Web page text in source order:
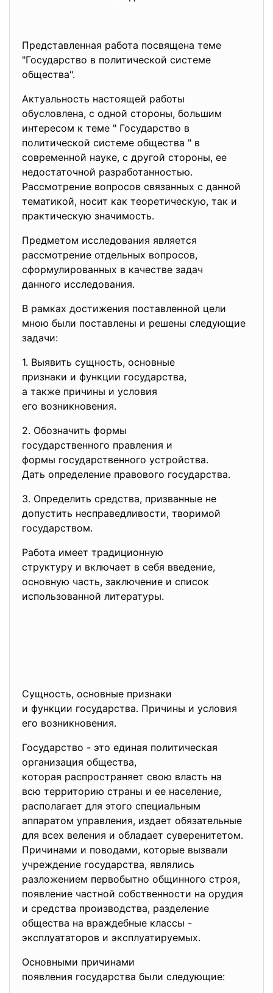
Представленная работа посвящена теме
"Государство в политической системе
общества".
Актуальность настоящей работы
обусловлена, с одной стороны, большим
интересом к теме " Государство в
политической системе общества " в
современной науке, с другой стороны, ее
недостаточной разработанностью.
Рассмотрение вопросов связанных с данной
тематикой, носит как теоретическую, так и
практическую значимость.
Предметом исследования является
рассмотрение отдельных вопросов,
сформулированных в качестве задач
данного исследования.
В рамках достижения поставленной цели
мною были поставлены и решены следующие
задачи:
1. Выявить сущность, основные
признаки и функции государства,
а также причины и условия
его возникновения.
2. Обозначить формы
государственного правления и
формы государственного устройства.
Дать определение правового государства.
3. Определить средства, призванные не
допустить несправедливости, творимой
государством.
Работа имеет традиционную
структуру и включает в себя введение,
основную часть, заключение и список
использованной литературы.
Сущность, основные признаки
и функции государства. Причины и условия
его возникновения.
Государство - это единая политическая
организация общества,
которая распространяет свою власть на
всю территорию страны и ее население,
располагает для этого специальным
аппаратом управления, издает обязательные
для всех веления и обладает суверенитетом.
Причинами и поводами, которые вызвали
учреждение государства, являлись
разложением первобытно общинного строя,
появление частной собственности на орудия
и средства производства, разделение
общества на враждебные классы -
эксплуататоров и эксплуатируемых.
Основными причинами
появления государства были следующие: